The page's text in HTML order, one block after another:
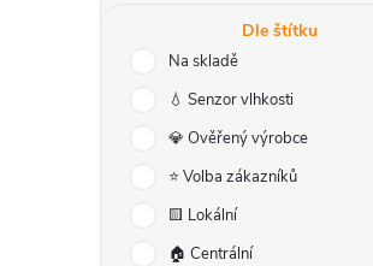
Dle štítku
Na skladě
💧 Senzor vlhkosti
💎 Ověřený výrobce
⭐️ Volba zákazníků
🟨 Lokální
🏠 Centrální